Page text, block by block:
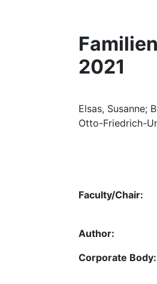
2021
Elsas, Susanne;
Otto-Friedrich-
Faculty/Chair:
Author:
Corporate Body: